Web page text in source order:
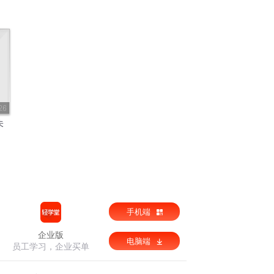
企业版
员工学习，企业买单
手机端
电脑端